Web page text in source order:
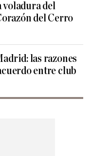
voladura del
del Cerro
las razones
entre club